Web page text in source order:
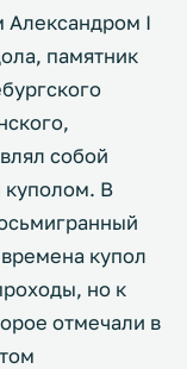
Александром I
памятник
собой
куполом. В
купол
но к
отмечали в